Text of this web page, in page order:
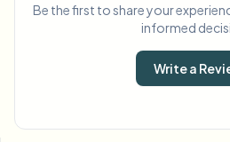
Be the first to share your
informed
Write a